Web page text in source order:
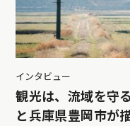
インタビュー
観光は、流域を守
と兵庫県豊岡市が